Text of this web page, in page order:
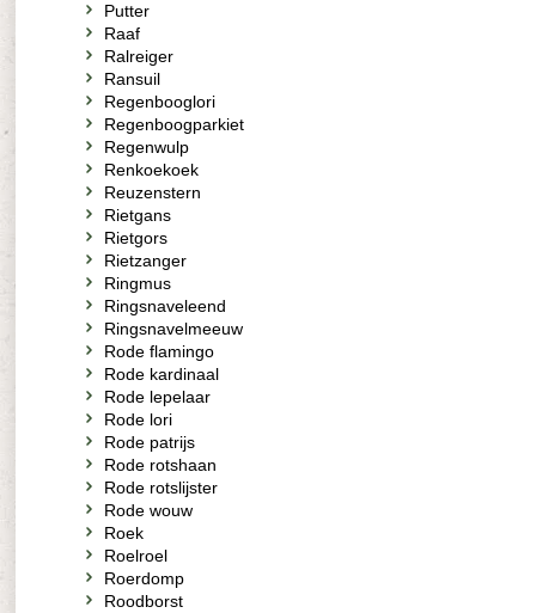
Putter
Raaf
Ralreiger
Ransuil
Regenbooglori
Regenboogparkiet
Regenwulp
Renkoekoek
Reuzenstern
Rietgans
Rietgors
Rietzanger
Ringmus
Ringsnaveleend
Ringsnavelmeeuw
Rode flamingo
Rode kardinaal
Rode lepelaar
Rode lori
Rode patrijs
Rode rotshaan
Rode rotslijster
Rode wouw
Roek
Roelroel
Roerdomp
Roodborst